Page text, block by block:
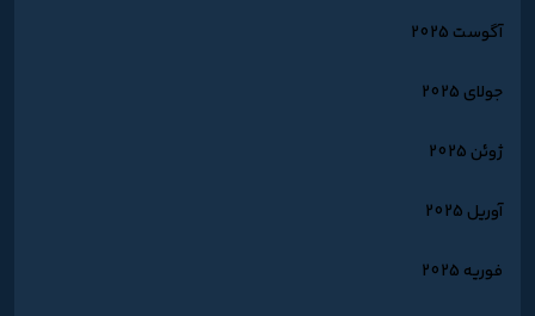
آگوست 2025
جولای 2025
ژوئن 2025
آوریل 2025
فوریه 2025